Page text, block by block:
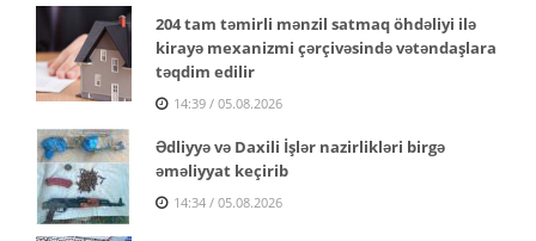
204 tam təmirli mənzil satmaq öhdəliyi ilə
kirayə mexanizmi çərçivəsində vətəndaşlara
təqdim edilir
14:39 / 05.08.2026
Ədliyyə və Daxili İşlər nazirlikləri birgə
əməliyyat keçirib
14:34 / 05.08.2026